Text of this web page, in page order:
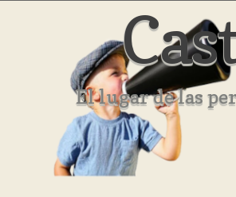
El lugar de las